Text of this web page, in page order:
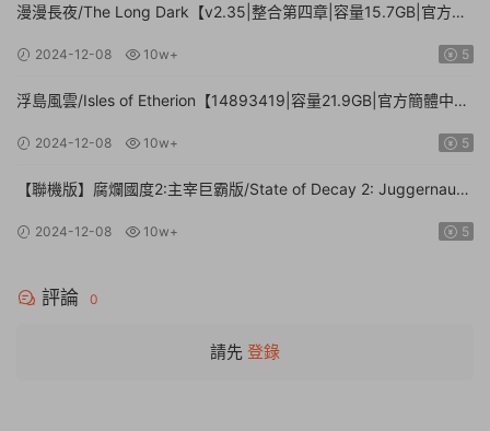
漫漫長夜/The Long Dark【v2.35|整合第四章|容量15.7GB|官方簡
2024-12-08 10w+ 5
浮島風雲/Isles of Etherion【14893419|容量21.9GB|官方簡體中
2024-12-08 10w+ 5
【聯機版】腐爛國度2:主宰巨霸版/State of Decay 2: Juggernaut
2024-12-08 10w+ 5
評論 0
請先 登錄